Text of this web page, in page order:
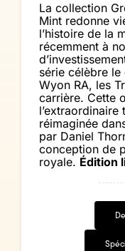
La collection
Mint redonne
l’histoire de la
récemment à
série célèbre
Wyon RA, les
carrière. Cette
réimaginée
par Daniel
conception de
royale. Édition